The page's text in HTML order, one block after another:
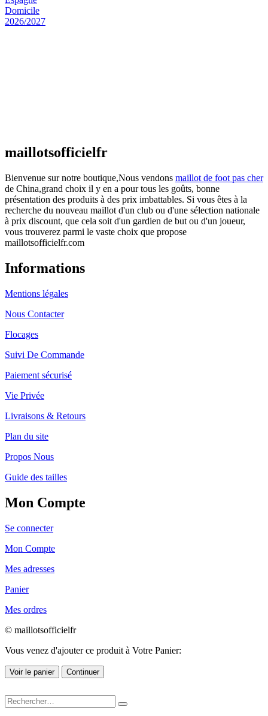
maillotsofficielfr
Bienvenue sur notre boutique,Nous vendons maillot de foot pas cher
de China,grand choix il y en a pour tous les goûts, bonne
présentation des produits à des prix imbattables. Si vous êtes à la
recherche du nouveau maillot d'un club ou d'une sélection nationale
à prix discount, que cela soit d'un gardien de but ou d'un joueur,
vous trouverez parmi le vaste choix que propose
maillotsofficielfr.com
Informations
Mentions légales
Nous Contacter
Flocages
Suivi De Commande
Paiement sécurisé
Vie Privée
Livraisons & Retours
Plan du site
Propos Nous
Guide des tailles
Mon Compte
Se connecter
Mon Compte
Mes adresses
Panier
Mes ordres
© maillotsofficielfr
Vous venez d'ajouter ce produit à Votre Panier:
Voir le panier Continuer